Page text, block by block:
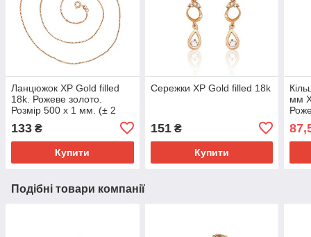
Ланцюжок ХР Gold filled
18k. Рожеве золото.
Розмір 500 х 1 мм. (± 2
133 ₴
Купити
Сережки ХР Gold filled 18k
151₴
Купити
мм
Подібні товари компанії